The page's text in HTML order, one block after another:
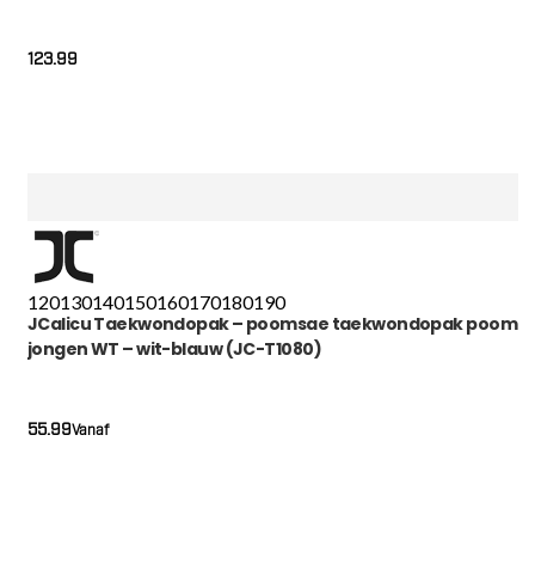
123.99
120130140150160170180190
JCalicu Taekwondopak – poomsae taekwondopak poom
jongen WT – wit-blauw (JC-T1080)
Vanaf
55.99